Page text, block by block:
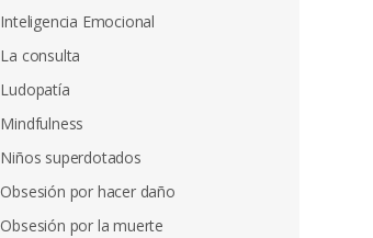
Inteligencia Emocional
La consulta
Ludopatía
Mindfulness
Niños superdotados
Obsesión por hacer daño
Obsesión por la muerte